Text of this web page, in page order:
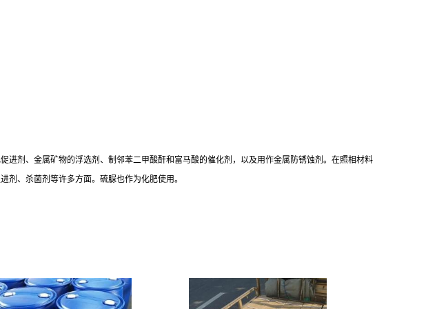
剂、金属矿物的浮选剂、制邻苯二甲酸酐和富马酸的催化剂，以及用作金属防锈蚀剂。在照相材料
、杀菌剂等许多方面。硫脲也作为化肥使用。